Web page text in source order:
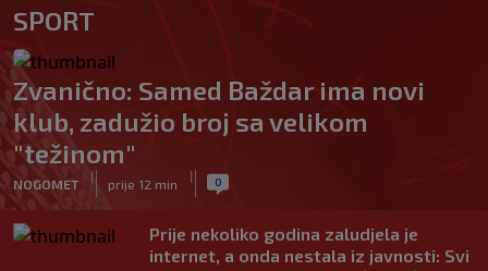
SPORT
Zvanično: Samed Baždar ima novi
klub, zadužio broj sa velikom
"težinom"
NOGOMET
|
prije 12 min
| 0
Prije nekoliko godina zaludjela je
internet, a onda nestala iz javnosti: Svi